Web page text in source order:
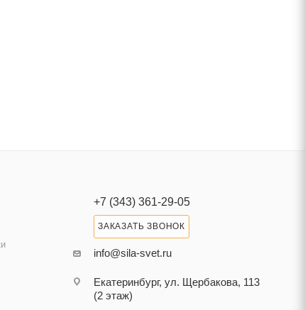
+7 (343) 361-29-05
ЗАКАЗАТЬ ЗВОНОК
info@sila-svet.ru
Екатеринбург, ул. Щербакова, 113
(2 этаж)